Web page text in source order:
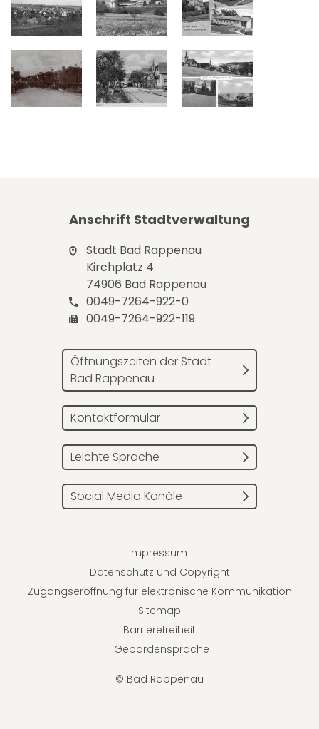
Anschrift Stadtverwaltung
Stadt Bad Rappenau
Kirchplatz 4
74906 Bad Rappenau
0049-7264-922-0
0049-7264-922-119
Öffnungszeiten der Stadt
Bad Rappenau
Kontaktformular
Leichte Sprache
Social Media Kanäle
© Bad Rappenau
Impressum
Datenschutz und Copyright
Zugangseröffnung für elektronische Kommunikation
Sitemap
Barrierefreiheit
Gebärdensprache